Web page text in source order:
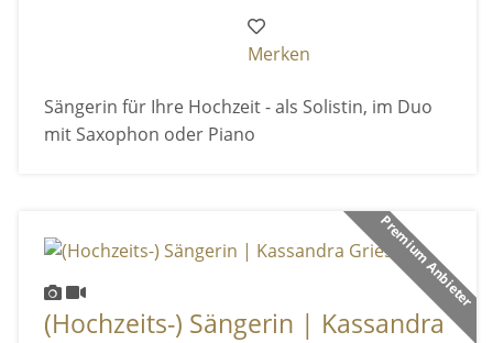
Merken
Sängerin für Ihre Hochzeit - als Solistin, im Duo
mit Saxophon oder Piano
Premium Anbieter
(Hochzeits-) Sängerin | Kassandra